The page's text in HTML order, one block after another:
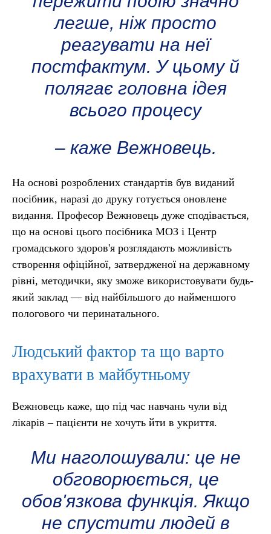
легше, ніж просто
реагувати на неї
постфактум. У цьому й
полягає головна ідея
всього процесу
– каже Вежновець.
На основі розроблених стандартів був виданий
посібник, наразі до друку готується оновлене
видання. Професор Вежновець дуже сподівається,
що на основі цього посібника МОЗ і Центр
громадського здоров'я розглядають можливість
створення офіційної, затвердженої на державному
рівні, методички, яку зможе використовувати будь-
який заклад — від найбільшого до найменшого
пологового чи перинатального.
Людський фактор та що варто
врахувати в майбутньому
Вежновець каже, що під час навчань чули від
лікарів – пацієнти не хочуть йти в укриття.
Ми наголошували: це не
обговорюється, це
обов'язкова функція. Якщо
не спустити людей в